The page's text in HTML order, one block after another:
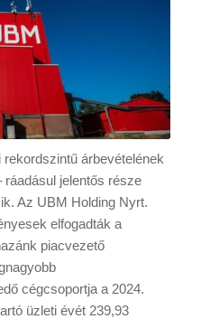
árbevételének
ráadásul jelentős része
Az UBM Holding Nyrt.
elfogadták a
piacvezető
cégcsoportja a 2024.
üzleti évét 239,93